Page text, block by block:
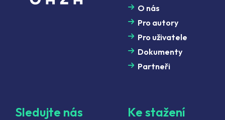
O nás
Pro autory
Pro uživatele
Dokumenty
Partneři
Sledujte nás Ke stažení